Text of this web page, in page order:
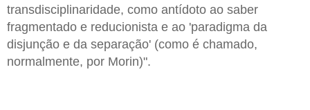
transdisciplinaridade, como antídoto ao saber
fragmentado e reducionista e ao 'paradigma da
disjunção e da separação' (como é chamado,
normalmente, por Morin)".